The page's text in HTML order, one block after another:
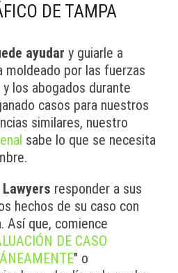
DE TAMPA
ayudar y guiarle a
moldeado por las fuerzas
los abogados durante
casos para nuestros
similares, nuestro
sabe lo que se necesita
Lawyers responder a sus
hechos de su caso con
Así que, comience
DE CASO
" o